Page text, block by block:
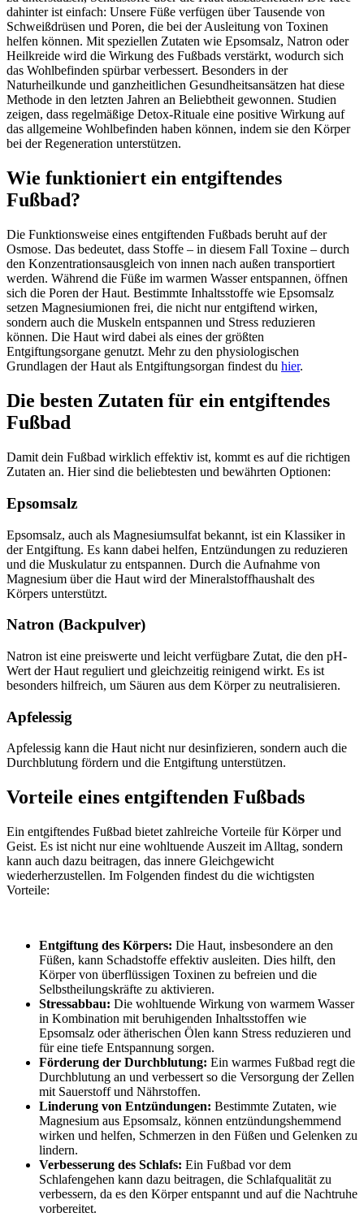
dahinter ist einfach: Unsere Füße verfügen über Tausende von
Schweißdrüsen und Poren, die bei der Ausleitung von Toxinen
helfen können. Mit speziellen Zutaten wie Epsomsalz, Natron oder
Heilkreide wird die Wirkung des Fußbads verstärkt, wodurch sich
das Wohlbefinden spürbar verbessert. Besonders in der
Naturheilkunde und ganzheitlichen Gesundheitsansätzen hat diese
Methode in den letzten Jahren an Beliebtheit gewonnen. Studien
zeigen, dass regelmäßige Detox-Rituale eine positive Wirkung auf
das allgemeine Wohlbefinden haben können, indem sie den Körper
bei der Regeneration unterstützen.
Wie funktioniert ein entgiftendes
Fußbad?
Die Funktionsweise eines entgiftenden Fußbads beruht auf der
Osmose. Das bedeutet, dass Stoffe – in diesem Fall Toxine – durch
den Konzentrationsausgleich von innen nach außen transportiert
werden. Während die Füße im warmen Wasser entspannen, öffnen
sich die Poren der Haut. Bestimmte Inhaltsstoffe wie Epsomsalz
setzen Magnesiumionen frei, die nicht nur entgiftend wirken,
sondern auch die Muskeln entspannen und Stress reduzieren
können. Die Haut wird dabei als eines der größten
Entgiftungsorgane genutzt. Mehr zu den physiologischen
Grundlagen der Haut als Entgiftungsorgan findest du hier.
Die besten Zutaten für ein entgiftendes
Fußbad
Damit dein Fußbad wirklich effektiv ist, kommt es auf die richtigen
Zutaten an. Hier sind die beliebtesten und bewährten Optionen:
Epsomsalz
Epsomsalz, auch als Magnesiumsulfat bekannt, ist ein Klassiker in
der Entgiftung. Es kann dabei helfen, Entzündungen zu reduzieren
und die Muskulatur zu entspannen. Durch die Aufnahme von
Magnesium über die Haut wird der Mineralstoffhaushalt des
Körpers unterstützt.
Natron (Backpulver)
Natron ist eine preiswerte und leicht verfügbare Zutat, die den pH-
Wert der Haut reguliert und gleichzeitig reinigend wirkt. Es ist
besonders hilfreich, um Säuren aus dem Körper zu neutralisieren.
Apfelessig
Apfelessig kann die Haut nicht nur desinfizieren, sondern auch die
Durchblutung fördern und die Entgiftung unterstützen.
Vorteile eines entgiftenden Fußbads
Ein entgiftendes Fußbad bietet zahlreiche Vorteile für Körper und
Geist. Es ist nicht nur eine wohltuende Auszeit im Alltag, sondern
kann auch dazu beitragen, das innere Gleichgewicht
wiederherzustellen. Im Folgenden findest du die wichtigsten
Vorteile:
Entgiftung des Körpers: Die Haut, insbesondere an den
Füßen, kann Schadstoffe effektiv ausleiten. Dies hilft, den
Körper von überflüssigen Toxinen zu befreien und die
Selbstheilungskräfte zu aktivieren.
Stressabbau: Die wohltuende Wirkung von warmem Wasser
in Kombination mit beruhigenden Inhaltsstoffen wie
Epsomsalz oder ätherischen Ölen kann Stress reduzieren und
für eine tiefe Entspannung sorgen.
Förderung der Durchblutung: Ein warmes Fußbad regt die
Durchblutung an und verbessert so die Versorgung der Zellen
mit Sauerstoff und Nährstoffen.
Linderung von Entzündungen: Bestimmte Zutaten, wie
Magnesium aus Epsomsalz, können entzündungshemmend
wirken und helfen, Schmerzen in den Füßen und Gelenken zu
lindern.
Verbesserung des Schlafs: Ein Fußbad vor dem
Schlafengehen kann dazu beitragen, die Schlafqualität zu
verbessern, da es den Körper entspannt und auf die Nachtruhe
vorbereitet.